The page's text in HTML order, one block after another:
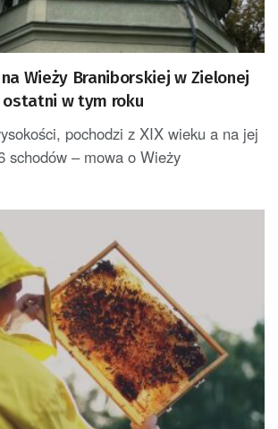
Wieży Braniborskiej w Zielonej
ostatni w tym roku
pochodzi z XIX wieku a na jej
schodów – mowa o Wieży